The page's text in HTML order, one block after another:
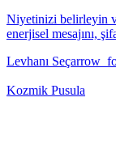
Niyetinizi belirleyin
enerjisel mesajını,
Levhanı Seç
Kozmik Pusula